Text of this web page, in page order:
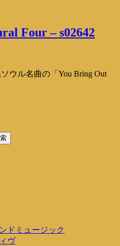
Four – s02642
ウル名曲の「You Bring Out
ドミュージック
ヴ